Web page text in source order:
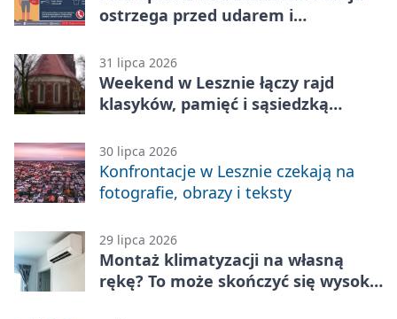
ostrzega przed udarem i
31 lipca 2026
Weekend w Lesznie łączy rajd
klasyków, pamięć i sąsiedzką
30 lipca 2026
Konfrontacje w Lesznie czekają na
fotografie, obrazy i teksty
29 lipca 2026
Montaż klimatyzacji na własną
rękę? To może skończyć się wysoką